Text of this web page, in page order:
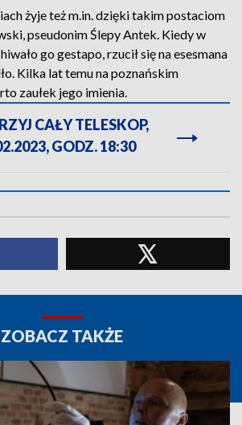
żyje też m.in. dzięki takim postaciom
pseudonim Ślepy Antek. Kiedy w
go gestapo, rzucił się na esesmana
Kilka lat temu na poznańskim
zaułek jego imienia.
CAŁY TELESKOP,
GODZ. 18:30
ZOBACZ TAKŻE